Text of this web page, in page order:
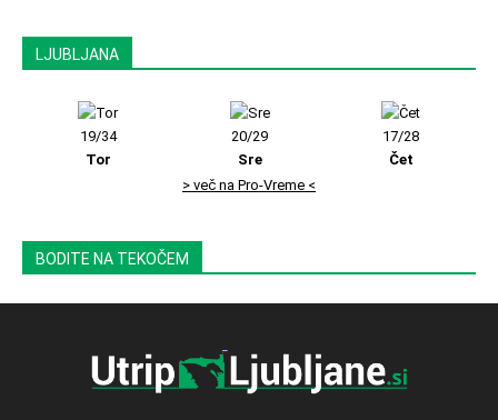
LJUBLJANA
19/34
Tor
20/29
Sre
17/28
Čet
> več na Pro-Vreme <
BODITE NA TEKOČEM